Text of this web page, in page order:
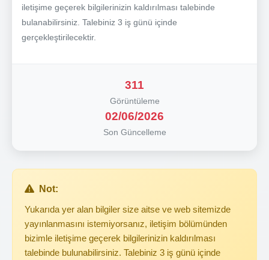
iletişime geçerek bilgilerinizin kaldırılması talebinde
bulanabilirsiniz. Talebiniz 3 iş günü içinde
gerçekleştirilecektir.
311
Görüntüleme
02/06/2026
Son Güncelleme
Not:
Yukarıda yer alan bilgiler size aitse ve web sitemizde
yayınlanmasını istemiyorsanız, iletişim bölümünden
bizimle iletişime geçerek bilgilerinizin kaldırılması
talebinde bulunabilirsiniz. Talebiniz 3 iş günü içinde